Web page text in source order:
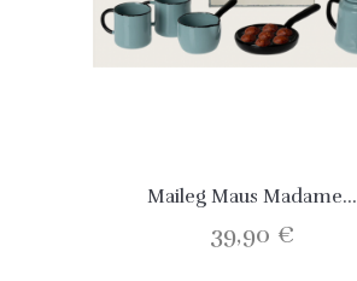
Maileg Maus Madame...
39,90 €